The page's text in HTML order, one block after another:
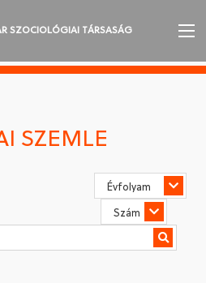
SZOCIOLÓGIAI TÁRSASÁG
SZEMLE